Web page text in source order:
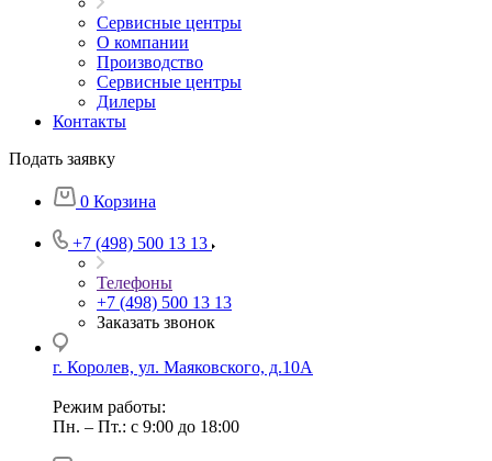
Сервисные центры
О компании
Производство
Сервисные центры
Дилеры
Контакты
Подать заявку
0 Корзина
+7 (498) 500 13 13
Телефоны
+7 (498) 500 13 13
Заказать звонок
г. Королев, ул. Маяковского, д.10А
Режим работы:
Пн. – Пт.: с 9:00 до 18:00